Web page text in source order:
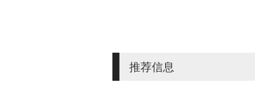
推荐信息